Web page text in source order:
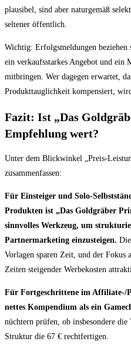
plausibel, sind aber naturgemäß
seltener öffentlich.
Wichtig: Erfolgsmeldungen beziehen
ein verkaufsstarkes Angebot und ein
mitbringen. Wer dagegen erwartet,
Produkttauglichkeit kompensiert,
Fazit: Ist „Das
Empfehlung wert?
Unter dem Blickwinkel „Preis-
zusammenfassen:
Für Einsteiger und Solo-
Produkten ist „Das Goldgräber
sinnvolles Werkzeug, um
Partnermarketing einzusteigen.
Vorlagen sparen Zeit, und der
Zeiten steigender Werbekosten
Für Fortgeschrittene im Affiliate-/
nettes Kompendium als ein
nüchtern prüfen, ob insbesondere
Struktur die 67 € rechtfertigen.